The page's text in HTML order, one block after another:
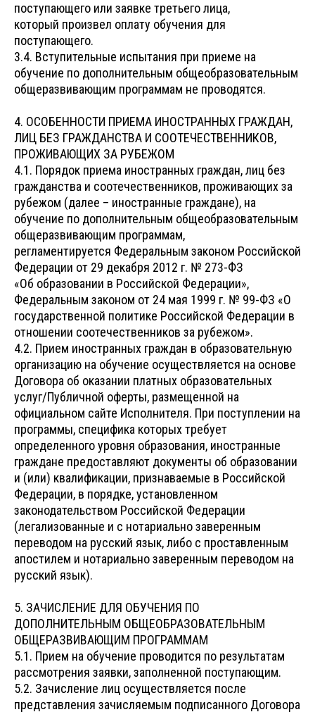
поступающего или заявке третьего лица,
который произвел оплату обучения для
поступающего.
3.4. Вступительные испытания при приеме на
обучение по дополнительным общеобразовательным
общеразвивающим программам не проводятся.
4. ОСОБЕННОСТИ ПРИЕМА ИНОСТРАННЫХ ГРАЖДАН,
ЛИЦ БЕЗ ГРАЖДАНСТВА И СООТЕЧЕСТВЕННИКОВ,
ПРОЖИВАЮЩИХ ЗА РУБЕЖОМ
4.1. Порядок приема иностранных граждан, лиц без
гражданства и соотечественников, проживающих за
рубежом (далее – иностранные граждане), на
обучение по дополнительным общеобразовательным
общеразвивающим программам,
регламентируется Федеральным законом Российской
Федерации от 29 декабря 2012 г. № 273-ФЗ
«Об образовании в Российской Федерации»,
Федеральным законом от 24 мая 1999 г. № 99-ФЗ «О
государственной политике Российской Федерации в
отношении соотечественников за рубежом».
4.2. Прием иностранных граждан в образовательную
организацию на обучение осуществляется на основе
Договора об оказании платных образовательных
услуг/Публичной оферты, размещенной на
официальном сайте Исполнителя. При поступлении на
программы, специфика которых требует
определенного уровня образования, иностранные
граждане предоставляют документы об образовании
и (или) квалификации, признаваемые в Российской
Федерации, в порядке, установленном
законодательством Российской Федерации
(легализованные и с нотариально заверенным
переводом на русский язык, либо с проставленным
апостилем и нотариально заверенным переводом на
русский язык).
5. ЗАЧИСЛЕНИЕ ДЛЯ ОБУЧЕНИЯ ПО
ДОПОЛНИТЕЛЬНЫМ ОБЩЕОБРАЗОВАТЕЛЬНЫМ
ОБЩЕРАЗВИВАЮЩИМ ПРОГРАММАМ
5.1. Прием на обучение проводится по результатам
рассмотрения заявки, заполненной поступающим.
5.2. Зачисление лиц осуществляется после
представления зачисляемым подписанного Договора